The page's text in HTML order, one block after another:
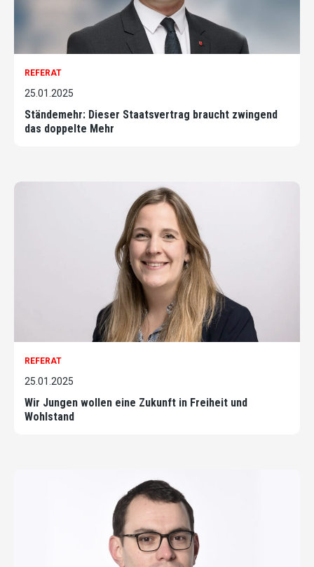
REFERAT
25.01.2025
Ständemehr: Dieser Staatsvertrag braucht zwingend
das doppelte Mehr
REFERAT
25.01.2025
Wir Jungen wollen eine Zukunft in Freiheit und
Wohlstand